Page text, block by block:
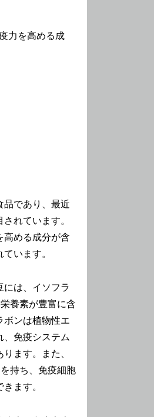
品であり、最近
れています。
高める成分が含
います。
には、イソフラ
養素が豊富に含
ボンは植物性エ
、免疫システム
ます。また、
持ち、免疫細胞
ます。